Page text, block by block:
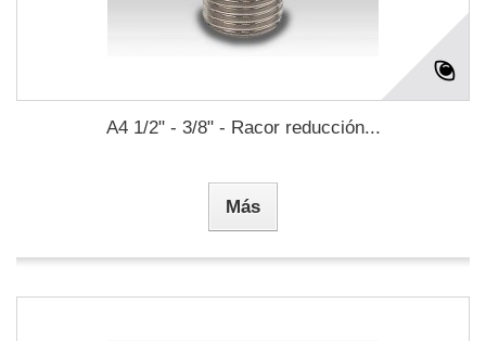
A4 1/2" - 3/8" - Racor reducción...
Más